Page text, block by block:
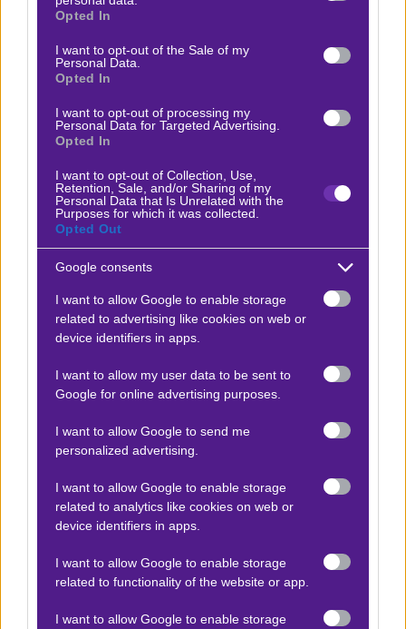
grant or deny consent to Google and its third-party tags to
use your data for below specified purposes in below Google
consent section.
Opted In
I want to opt-out of the Sale of my
Personal Data.
Opted In
I want to opt-out of processing my
Personal Data for Targeted Advertising.
Opted In
I want to opt-out of Collection, Use,
Retention, Sale, and/or Sharing of my
Personal Data that Is Unrelated with the
Purposes for which it was collected.
Opted Out
Google consents
I want to allow Google to enable storage
related to advertising like cookies on web or
device identifiers in apps.
I want to allow my user data to be sent to
Google for online advertising purposes.
I want to allow Google to send me
personalized advertising.
I want to allow Google to enable storage
related to analytics like cookies on web or
device identifiers in apps.
I want to allow Google to enable storage
related to functionality of the website or app.
I want to allow Google to enable storage
Αγωνιστικά, λειτουργεί πολύ καλά επιθετικά με
Ράσιτσα – Τσέρνι στα φτερά της επίθεσης. Μόνο ο
Εντίνι (μέσος) θα λείψει. Στο κέντρο θα παίξουν οι
Κοκτσού – Τικνάζ, διατηρώντας τη χημεία στον άξονα.
Απόλυτο κοντρόλ και 1.87
Αμιγώςστοιχηματικά, αξίζει να κοιτάξουμε
-ξεκάθαρα- στα δεξιά. Δεν μπορεί να τοποθετηθούν
στο ίδιο ζύγι οι ομάδες. Η Μπεσίκτας υπερτερεί σε όλα
συχνότητα, σκοράρει, έχειεμπειρία, τεχνική,
ταχύτητα και τέλος, ξεκάθαρο και μεγάλο κίνητρο για
προβλήματα. Δεν μπορούν να αντέξουν σε καταστάσεις
Προτιμούν συνήθως τοχαμηλό αμυντικό block για
ασφάλεια, αλλά ούτε εκεί ανταποκρίνονται καλά
Εδώ δεν κατάφεραν στο φινάλε να κρατήσουν μακριά
από την εστία τους την Κόνιασπορ στο προηγούμενο…
Αξίζει να επενδύσουμε 10 units medium stake στο
combo 2 & over 1,5 & over 0,5 ht Μπεσίκτας σε
απόδοση 1.87 στηνStoiximan.